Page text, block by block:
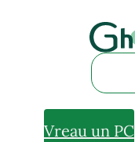
Vreau un PC